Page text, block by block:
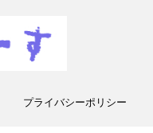
プライバシーポリシー